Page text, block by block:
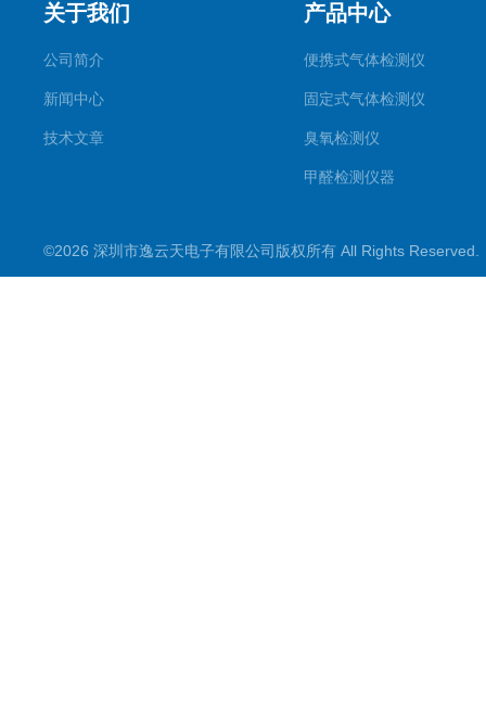
关于我们
公司简介
新闻中心
技术文章
产品中心
便携式气体检测仪
固定式气体检测仪
臭氧检测仪
甲醛检测仪器
气体报警控制主机
©2026 深圳市逸云天电子有限公司版权所有 All Rights